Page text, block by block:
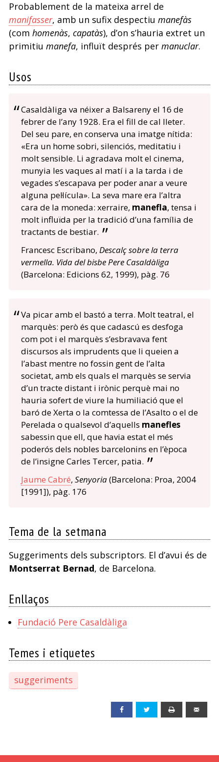
Probablement de la mateixa arrel de
manifasser, amb un sufix despectiu manefàs
(com homenàs, capatàs), d’on s’hauria extret un
primitiu manefa, influït després per manuclar.
Usos
Casaldàliga va néixer a Balsareny el 16 de
febrer de l’any 1928. Era el fill de cal lleter.
Del seu pare, en conserva una imatge nítida:
«Era un home sobri, silenciós, meditatiu i
molt sensible. Li agradava molt el cinema,
munyia les vaques al matí i a la tarda i de
vegades s’escapava per poder anar a veure
alguna pel·lícula». La seva mare era l’altra
cara de la moneda: xerraire, manefla, tensa i
molt influïda per la tradició d’una família de
tractants de bestiar.
Francesc Escribano, Descalç sobre la terra
vermella. Vida del bisbe Pere Casaldàliga
(Barcelona: Edicions 62, 1999), pàg. 76
Va picar amb el bastó a terra. Molt teatral, el
marquès: però és que cadascú es desfoga
com pot i el marquès s’esbravava fent
discursos als imprudents que li queien a
l’abast mentre no fossin gent de l’alta
societat, amb els quals el marquès se servia
d’un tracte distant i irònic perquè mai no
hauria sofert de viure la humiliació que el
baró de Xerta o la comtessa de l’Asalto o el de
Perelada o qualsevol d’aquells manefles
sabessin que ell, que havia estat el més
poderós dels nobles barcelonins en l’època
de l’insigne Carles Tercer, patia.
Jaume Cabré, Senyoria(Barcelona: Proa, 2004
[1991]), pàg. 176
Tema de la setmana
Suggeriments dels subscriptors. El d’avui és de
Montserrat Bernad, de Barcelona.
Enllaços
Fundació Pere Casaldàliga
Temes i etiquetes
suggeriments
Facebook Twitter